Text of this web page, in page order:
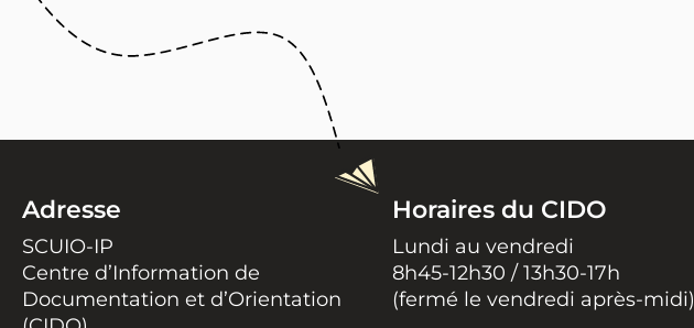
Adresse
SCUIO-IP
Centre d’Information de
Documentation et d’Orientation
Horaires du CIDO
Lundi au vendredi
8h45-12h30 / 13h30-17h
(fermé le vendredi après-midi)